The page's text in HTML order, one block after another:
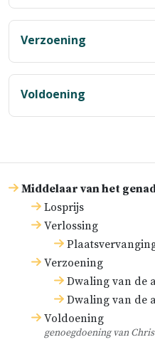
Middelaar van het
Losprijs
Verlossing
Verzoening
Dwaling van de
Dwaling van de
Voldoening
genoegdoening van
Verzoening
Voldoening